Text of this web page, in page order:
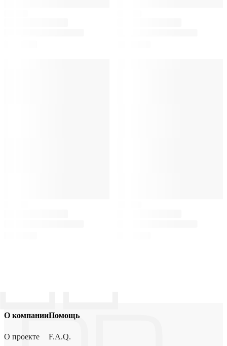
О компании
О проекте
Помощь
F.A.Q.